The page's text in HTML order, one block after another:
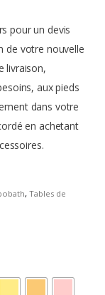
pour un devis
de votre nouvelle
livraison,
aux pieds
dans votre
en achetant
, Tables de